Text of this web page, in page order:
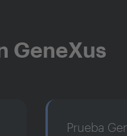
GeneXus
Prueba